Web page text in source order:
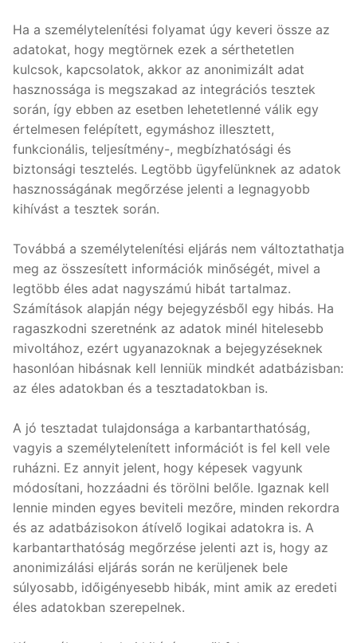
Ha a személytelenítési folyamat úgy keveri össze az
adatokat, hogy megtörnek ezek a sérthetetlen
kulcsok, kapcsolatok, akkor az anonimizált adat
hasznossága is megszakad az integrációs tesztek
során, így ebben az esetben lehetetlenné válik egy
értelmesen felépített, egymáshoz illesztett,
funkcionális, teljesítmény-, megbízhatósági és
biztonsági tesztelés. Legtöbb ügyfelünknek az adatok
hasznosságának megőrzése jelenti a legnagyobb
kihívást a tesztek során.
Továbbá a személytelenítési eljárás nem változtathatja
meg az összesített információk minőségét, mivel a
legtöbb éles adat nagyszámú hibát tartalmaz.
Számítások alapján négy bejegyzésből egy hibás. Ha
ragaszkodni szeretnénk az adatok minél hitelesebb
mivoltához, ezért ugyanazoknak a bejegyzéseknek
hasonlóan hibásnak kell lenniük mindkét adatbázisban:
az éles adatokban és a tesztadatokban is.
A jó tesztadat tulajdonsága a karbantarthatóság,
vagyis a személytelenített információt is fel kell vele
ruházni. Ez annyit jelent, hogy képesek vagyunk
módosítani, hozzáadni és törölni belőle. Igaznak kell
lennie minden egyes beviteli mezőre, minden rekordra
és az adatbázisokon átívelő logikai adatokra is. A
karbantarthatóság megőrzése jelenti azt is, hogy az
anonimizálási eljárás során ne kerüljenek bele
súlyosabb, időigényesebb hibák, mint amik az eredeti
éles adatokban szerepelnek.